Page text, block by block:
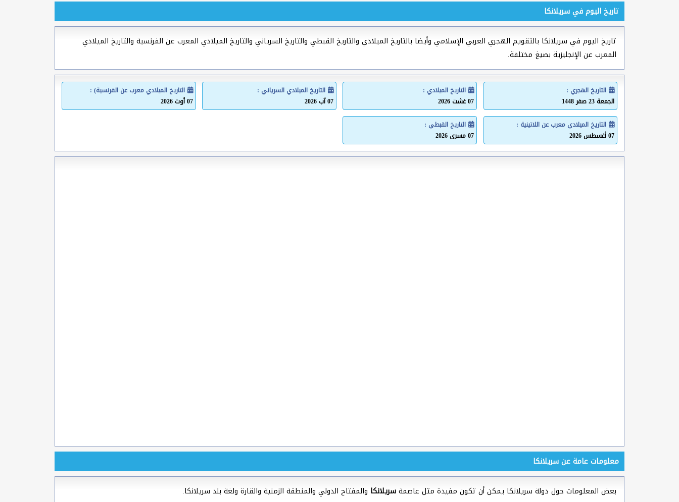
تاريخ اليوم في سريلانكا
تاريخ اليوم في سريلانكا بالتقويم الهجري العربي الإسلامي وأيضا بالتاريخ الميلادي والتاريخ القبطي والتاريخ السرياني والتاريخ الميلادي المعرب عن الفرنسية والتاريخ الميلادي
المعرب عن الإنجليزية بصيغ مختلفة.
التاريخ الهجري :
الجمعة 23 صفر 1448
التاريخ الميلادي :
07 غشت 2026
التاريخ الميلادي السرياني :
07 آب 2026
التاريخ الميلادي معرب عن الفرنسية) :
07 أوت 2026
التاريخ الميلادي معرب عن اللاتينية :
07 أغسطس 2026
التاريخ القبطي :
07 مسرى 2026
معلومات عامة عن سريلانكا
بعض المعلومات حول دولة سريلانكا يمكن أن تكون مفيدة مثل عاصمةسريلانكا والمفتاح الدولي والمنطقة الزمنية والقارة ولغة بلد سريلانكا.